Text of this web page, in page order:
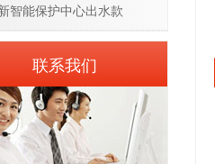
智能保护中心出水款
联系我们